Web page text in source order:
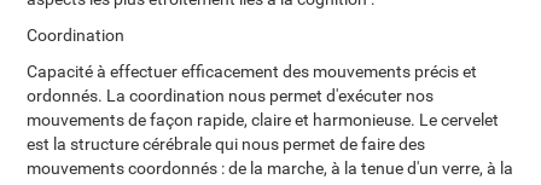
Coordination
Capacité à effectuer efficacement des mouvements précis et
ordonnés. La coordination nous permet d'exécuter nos
mouvements de façon rapide, claire et harmonieuse. Le cervelet
est la structure cérébrale qui nous permet de faire des
mouvements coordonnés : de la marche, à la tenue d'un verre, à la